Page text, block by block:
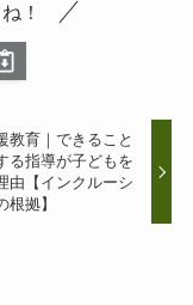
！
教育｜できること
る指導が子どもを
由【インクルーシ
根拠】